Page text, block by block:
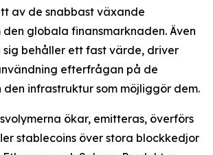
av de snabbast växande
globala finansmarknaden. Även
sig behåller ett fast värde, driver
efterfrågan på de
infrastruktur som möjliggör dem.
ökar, emitteras, överförs
stablecoins över stora blockkedjor